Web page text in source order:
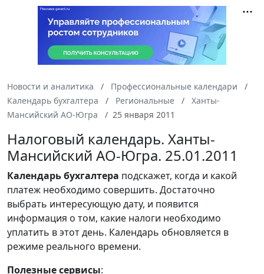
Новости и аналитика
Профессиональные календари
Календарь бухгалтера
Региональные
Ханты-
Мансийский АО-Югра
25 января 2011
Налоговый календарь. Ханты-
Мансийский АО-Югра. 25.01.2011
Календарьбухгалтера подскажет, когда и какой
платеж необходимо совершить. Достаточно
выбрать интересующую дату, и появится
информация о том, какие налоги необходимо
уплатить в этот день. Календарь обновляется в
режиме реального времени.
Полезные сервисы: